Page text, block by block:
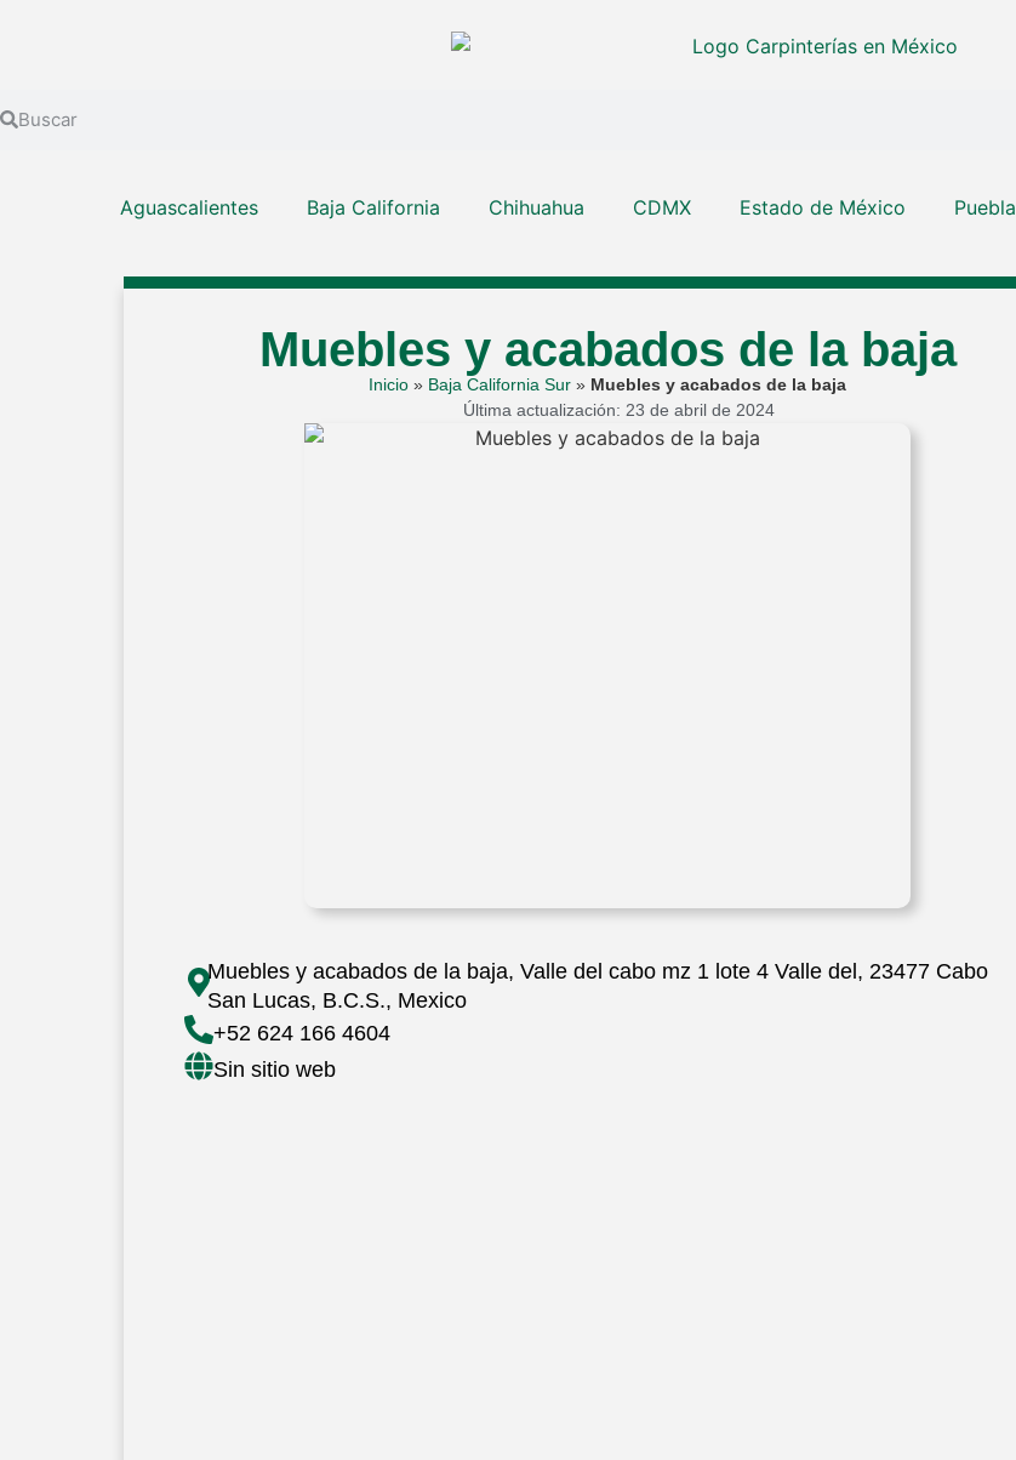
Aguascalientes Baja California Chihuahua CDMX Estado de México Puebla
Muebles y acabados de la baja
Inicio » Baja California Sur » Muebles y acabados de la baja
Última actualización: 23 de abril de 2024
Muebles y acabados de la baja, Valle del cabo mz 1 lote 4 Valle del, 23477 Cabo
San Lucas, B.C.S., Mexico
+52 624 166 4604
Sin sitio web